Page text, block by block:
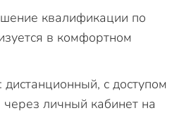
квалификации по
в комфортном
: дистанционный, с доступом
личный кабинет на